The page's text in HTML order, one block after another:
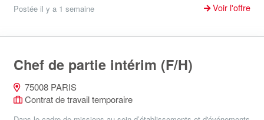
Postée il y a 1 semaine Voir l'offre
Chef de partie intérim (F/H)
75008 PARIS
Contrat de travail temporaire